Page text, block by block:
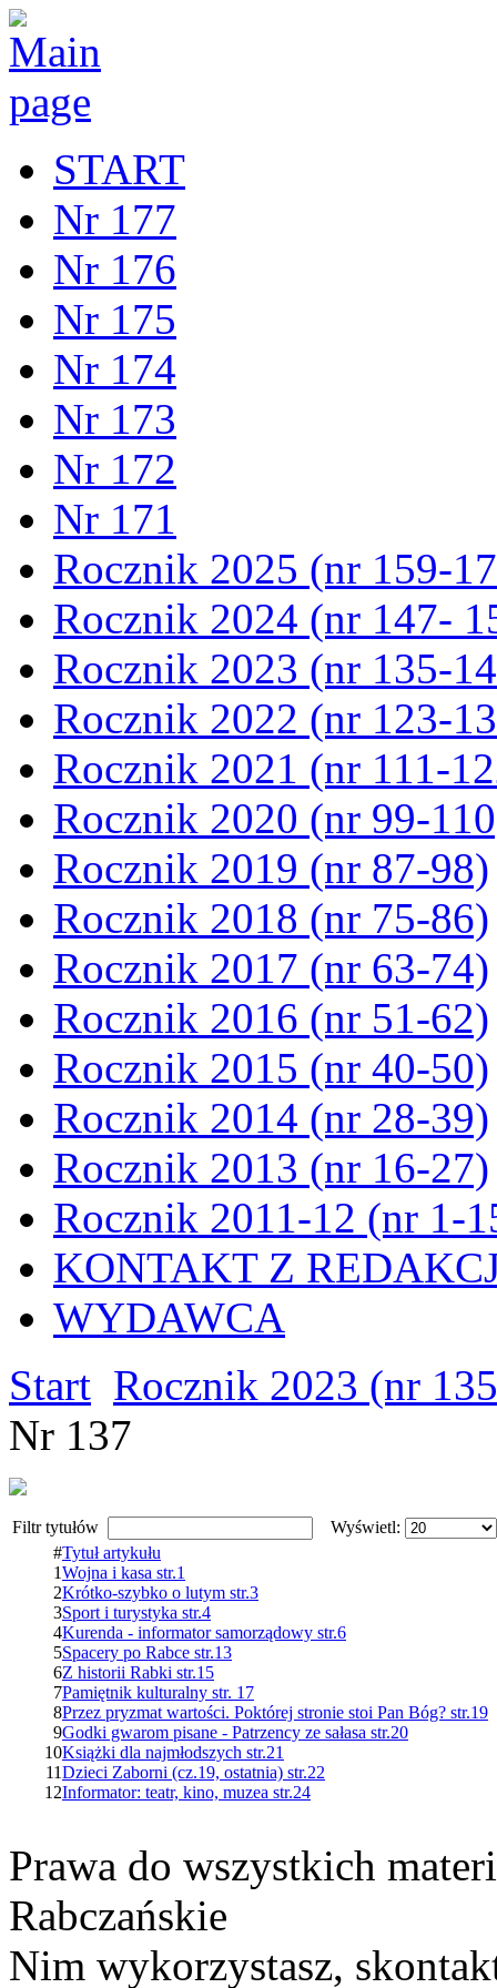
START
Nr 177
Nr 176
Nr 175
Nr 174
Nr 173
Nr 172
Nr 171
Rocznik 2025 (nr 159-
Rocznik 2024 (nr 147-
Rocznik 2023 (nr 135-
Rocznik 2022 (nr 123-
Rocznik 2021 (nr 111-
Rocznik 2020 (nr 99-
Rocznik 2019 (nr 87-98)
Rocznik 2018 (nr 75-86)
Rocznik 2017 (nr 63-74)
Rocznik 2016 (nr 51-62)
Rocznik 2015 (nr 40-50)
Rocznik 2014 (nr 28-39)
Rocznik 2013 (nr 16-27)
Rocznik 2011-12 (nr 1-
KONTAKT Z
WYDAWCA
Start Rocznik 2023 (nr
Nr 137
Filtr tytułów
Wyświetl:
#Tytuł artykułu
1Wojna i kasa str.1
2Krótko-szybko o lutym str.3
3Sport i turystyka str.4
4Kurenda - informator samorządowy str.6
5Spacery po Rabce str.13
6Z historii Rabki str.15
7Pamiętnik kulturalny str. 17
8Przez pryzmat wartości. Poktórej stronie stoi Pan Bóg? str.19
9Godki gwarom pisane - Patrzency ze sałasa str.20
10Książki dla najmłodszych str.21
11Dzieci Zaborni (cz.19, ostatnia) str.22
12Informator: teatr, kino, muzea str.24
Prawa do wszystkich
Rabczańskie
Nim wykorzystasz,